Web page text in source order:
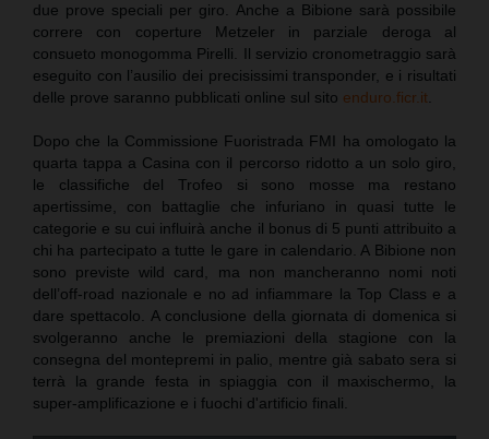
due prove speciali per giro. Anche a Bibione sarà possibile
correre con coperture Metzeler in parziale deroga al
consueto monogomma Pirelli. Il servizio cronometraggio sarà
eseguito con l’ausilio dei precisissimi transponder, e i risultati
delle prove saranno pubblicati online sul sito enduro.ficr.it.
Dopo che la Commissione Fuoristrada FMI ha omologato la
quarta tappa a Casina con il percorso ridotto a un solo giro,
le classifiche del Trofeo si sono mosse ma restano
apertissime, con battaglie che infuriano in quasi tutte le
categorie e su cui influirà anche il bonus di 5 punti attribuito a
chi ha partecipato a tutte le gare in calendario. A Bibione non
sono previste wild card, ma non mancheranno nomi noti
dell’off-road nazionale e no ad infiammare la Top Class e a
dare spettacolo. A conclusione della giornata di domenica si
svolgeranno anche le premiazioni della stagione con la
consegna del montepremi in palio, mentre già sabato sera si
terrà la grande festa in spiaggia con il maxischermo, la
super-amplificazione e i fuochi d'artificio finali.